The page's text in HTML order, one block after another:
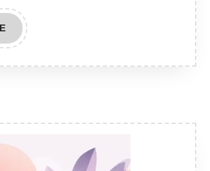
READ
MORE